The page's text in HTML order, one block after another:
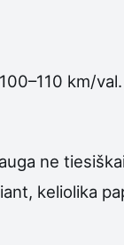
km/
ne
keliolika